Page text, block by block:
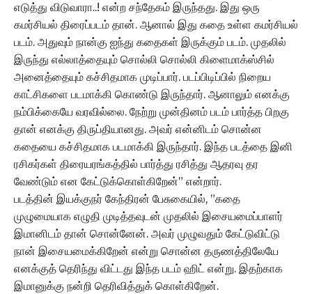
எடுத்து விடுவாரா..! என்ற சந்தேகம் இருந்தது. இது ஒரு
கமர்சியல் திரைப்படம் தான். ஆனால் இது கதை உள்ள கமர்சியல்
படம். அதுவும் நான்கு ஐந்து கதைகள் இருக்கும் படம். முதலில்
இருந்து எல்லாத்தையும் சொல்லி சொல்லி கிளைமாக்ஸ்சில்
அனைத்தையும் கச்சிதமாக முடிப்பார். படப்பிடிப்பில் நிறைய
காட்சிகளை படமாக்கி கொண்டு இருந்தார். ஆனாலும் எனக்கு
நம்பிக்கையே வரவில்லை. நேற்று முன்தினம் படம் பார்த்த பிறகு
தான் எனக்கு திருப்தியானது. அவர் என்னிடம் சொன்ன
கதையை கச்சிதமாக படமாக்கி இருந்தார். இந்த படத்தை இனி
ரசிகர்கள் திரையரங்கத்தில் பார்த்து ரசித்து ஆதரவு தர
வேண்டும் என கேட்டுக்கொள்கிறேன்” என்றார்.
படத்தின் இயக்குநர் கேந்திரன் பேசுகையில், ”கதை
முழுமையாக எழுதி முடித்தவுடன் முதலில் இசையமைப்பாளர்
இமானிடம் தான் சொன்னேன். அவர் முழுவதும் கேட்டுவிட்டு
நான் இசையமைக்கிறேன் என்று சொன்ன தருணத்திலேயே
எனக்குத் தெரிந்து விட்டது இந்த படம் ஹிட் என்று. இதற்காக
இமானுக்கு நன்றி தெரிவித்துக் கொள்கிறேன்.